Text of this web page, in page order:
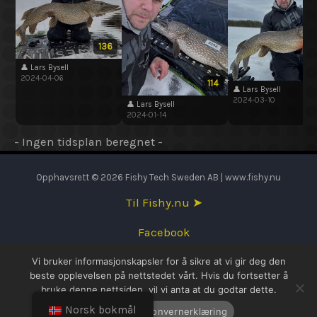
136
👤 Lars Bysell
2024-04-06
114
👤 Lars Bysell
2024-01-14
👤 Lars Bysell
2024-03-10
- Ingen tidsplan beregnet -
Opphavsrett © 2026 Fishy Tech Sweden AB | www.fishy.nu
Til Fishy.nu ➤
Facebook
English
Svenska
Norsk bokmål
Vi bruker informasjonskapsler for å sikre at vi gir deg den
beste opplevelsen på nettstedet vårt. Hvis du fortsetter å
bruke denne nettsiden, vil vi anta at du godtar dette.
OK
Personvernerklæring